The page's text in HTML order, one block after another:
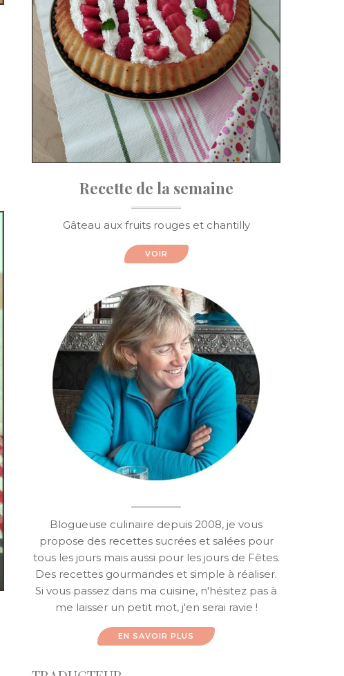
Recette de la semaine
Gâteau aux fruits rouges et chantilly
VOIR
Blogueuse culinaire depuis 2008, je vous
propose des recettes sucrées et salées pour
tous les jours mais aussi pour les jours de Fêtes.
Des recettes gourmandes et simple à réaliser.
Si vous passez dans ma cuisine, n'hésitez pas à
me laisser un petit mot, j'en serai ravie !
EN SAVOIR PLUS